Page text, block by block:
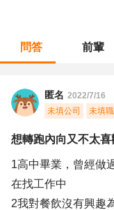
問答 前輩
匿名 2022/7/16
未填公司
未填
想轉跑內向又不太
1高中畢業，曾經做
在找工作中
2我對餐飲沒有興趣